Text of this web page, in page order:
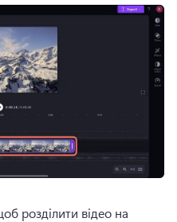
розділити відео на